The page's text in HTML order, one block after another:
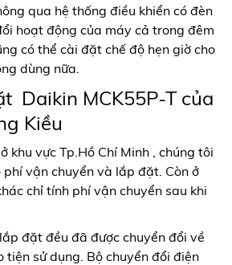
qua hệ thống điều khiển có đèn
hoạt động của máy cả trong đêm
có thể cài đặt chế độ hẹn giờ cho
dùng nữa.
Daikin MCK55P-T của
Kiều
khu vực Tp.Hồ Chí Minh , chúng tôi
vận chuyển và lắp đặt. Còn ở
chỉ tính phí vận chuyển sau khi
đặt đều đã được chuyển đổi về
tiện sử dụng. Bộ chuyển đổi điện